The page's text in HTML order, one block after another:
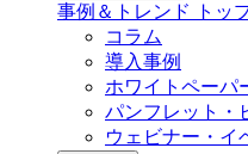
事例＆トレンド トッ
コラム
導入事例
ホワイトペーパ
パンフレット・
ウェビナー・イ